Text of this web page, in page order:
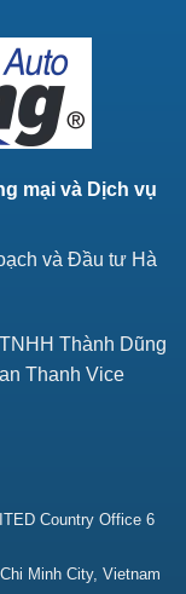
mại và Dịch vụ
và Đầu tư Hà
Thành Dũng
Thanh Vice
Country Office 6
Minh City, Vietnam